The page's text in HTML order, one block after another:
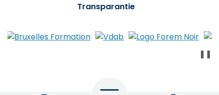
Transparantie
❚❚